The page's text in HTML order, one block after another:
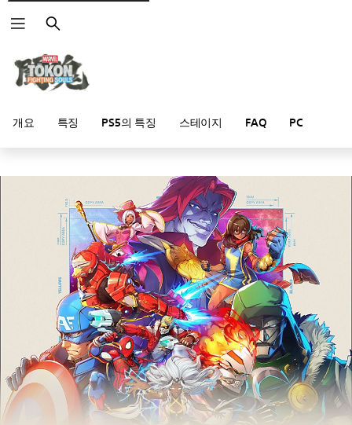
검
색
개요 특징 PS5의 특징 스테이지 FAQ PC